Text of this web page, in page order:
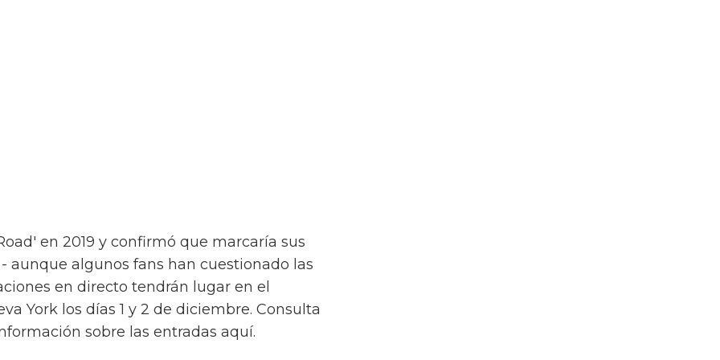
en 2019 y confirmó que marcaría sus
aunque algunos fans han cuestionado las
en directo tendrán lugar en el
York los días 1 y 2 de diciembre. Consulta
sobre las entradas aquí.